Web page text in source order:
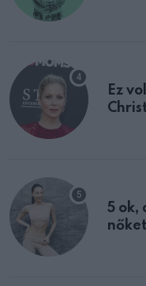
Ez
5 ok,